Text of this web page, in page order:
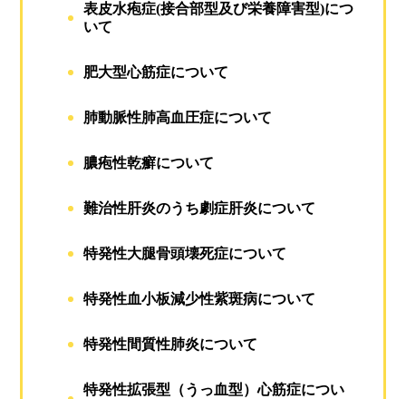
表皮水疱症(接合部型及び栄養障害型)につ
いて
肥大型心筋症について
肺動脈性肺高血圧症について
膿疱性乾癬について
難治性肝炎のうち劇症肝炎について
特発性大腿骨頭壊死症について
特発性血小板減少性紫斑病について
特発性間質性肺炎について
特発性拡張型（うっ血型）心筋症につい